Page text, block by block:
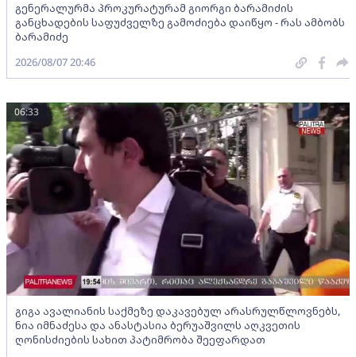
გენერალურმა პროკურატურამ გიორგი ბარამიძის
განცხადების საფუძველზე გამოძიება დაიწყო - რას ამბობს
ბარამიძე
2026/08/07 20:46
გიგა ავალიანის საქმეზე დაკავებულ არასრულწლოვნებს,
ნია იმნაძესა და ანასტასია ბერუაშვილს აღკვეთის
ღონისძიების სახით პატიმრობა შეეფარდათ
06:33